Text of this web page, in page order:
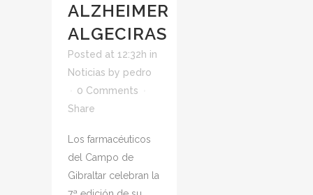
ALZHEIMER
ALGECIRAS
Posted at 12:32h in
Noticias by pedro
0 Comments
Share
Los farmacéuticos
del Campo de
Gibraltar celebran la